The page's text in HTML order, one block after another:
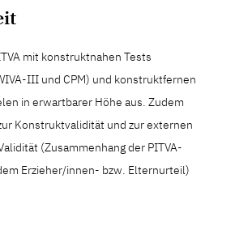
mit konstruktnahen Tests
III und CPM) und konstruktfernen
in erwartbarer Höhe aus. Zudem
Konstruktvalidität und zur externen
(Zusammenhang der PITVA-
Erzieher/innen- bzw. Elternurteil)